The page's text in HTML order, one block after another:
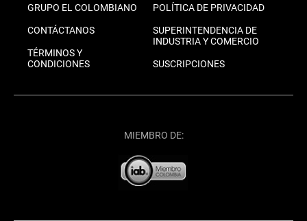
GRUPO EL COLOMBIANO
CONTÁCTANOS
TÉRMINOS Y
CONDICIONES
POLÍTICA DE PRIVACIDAD
SUPERINTENDENCIA DE
INDUSTRIA Y COMERCIO
SUSCRIPCIONES
MIEMBRO DE: